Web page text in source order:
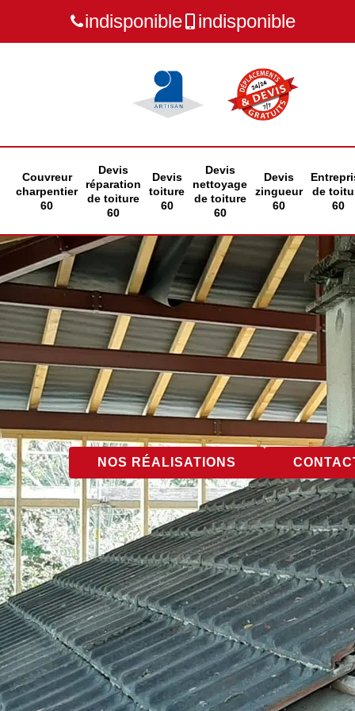
indisponible indisponible
Couvreur
charpentier
60
Devis
réparation
de toiture
60
Devis
toiture
60
Devis
nettoyage
de toiture
60
Devis
zingueur
60
de
60
NOS RÉALISATIONS